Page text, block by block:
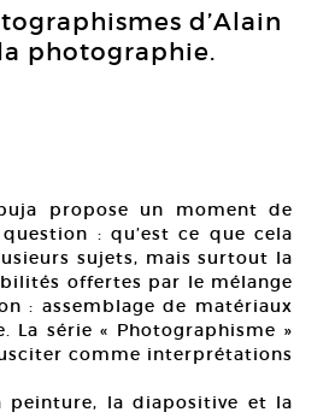
d’Alain
photographie.
propose un moment de
: qu’est ce que cela
sujets, mais surtout la
offertes par le mélange
: assemblage de matériaux
série « Photographisme »
comme interprétations
peinture, la diapositive et la